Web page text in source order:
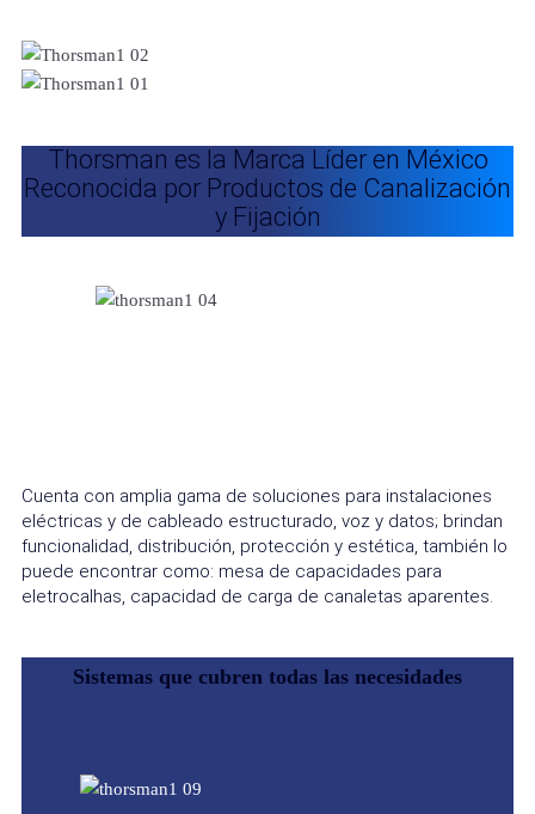
Thorsman es la Marca Líder en México
Reconocida por Productos de Canalización
y Fijación
Cuenta con amplia gama de soluciones para instalaciones
eléctricas y de cableado estructurado, voz y datos; brindan
funcionalidad, distribución, protección y estética, también lo
puede encontrar como: mesa de capacidades para
eletrocalhas, capacidad de carga de canaletas aparentes.
Sistemas que cubren todas las necesidades